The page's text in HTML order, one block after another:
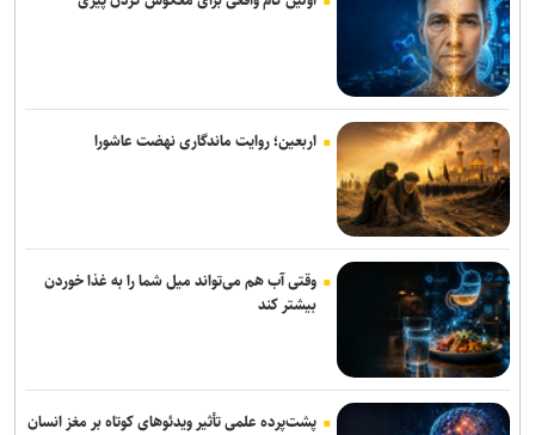
اربعین؛ روایت ماندگاری نهضت عاشورا
وقتی آب هم می‌تواند میل شما را به غذا خوردن
بیشتر کند
پشت‌پرده علمی تأثیر ویدئو‌های کوتاه بر مغز انسان